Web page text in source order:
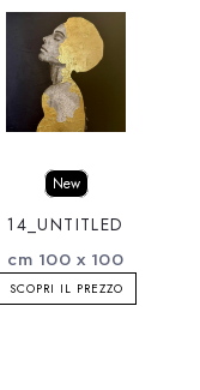
New
14_UNTITLED
cm 100 x 100
SCOPRI IL PREZZO